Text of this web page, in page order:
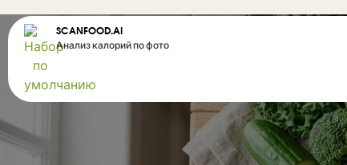
SCANFOOD.AI
Анализ калорий по фото